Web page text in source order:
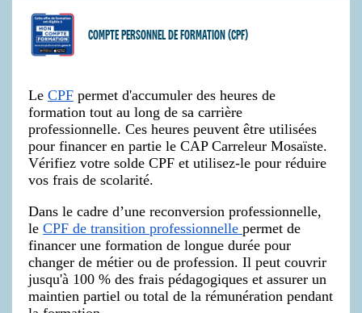
COMPTE PERSONNEL DE FORMATION (CPF)
Le CPF permet d'accumuler des heures de
formation tout au long de sa carrière
professionnelle. Ces heures peuvent être utilisées
pour financer en partie le CAP Carreleur Mosaïste.
Vérifiez votre solde CPF et utilisez-le pour réduire
vos frais de scolarité.
Dans le cadre d’une reconversion professionnelle,
le CPF de transition professionnelle permet de
financer une formation de longue durée pour
changer de métier ou de profession. Il peut couvrir
jusqu'à 100 % des frais pédagogiques et assurer un
maintien partiel ou total de la rémunération pendant